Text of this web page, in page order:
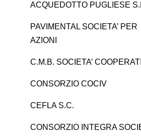
ACQUEDOTTO PUGLIESE
PAVIMENTAL SOCIETA’ PER
AZIONI
C.M.B. SOCIETA’
CONSORZIO COCIV
CEFLA S.C.
CONSORZIO INTEGRA